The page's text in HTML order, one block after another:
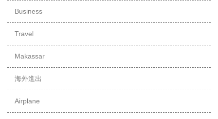
Business
Travel
Makassar
海外進出
Airplane